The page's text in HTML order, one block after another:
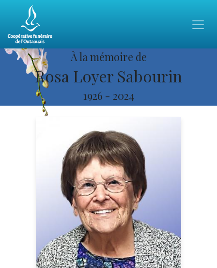
À la mémoire de
Rosa Loyer Sabourin
1926 - 2024